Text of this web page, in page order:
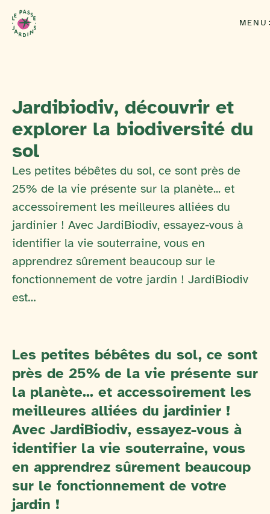
MENU
Jardibiodiv, découvrir et
explorer la biodiversité du
sol
Les petites bébêtes du sol, ce sont près de
25% de la vie présente sur la planète... et
accessoirement les meilleures alliées du
jardinier ! Avec JardiBiodiv, essayez-vous à
identifier la vie souterraine, vous en
apprendrez sûrement beaucoup sur le
fonctionnement de votre jardin ! JardiBiodiv
est…
Les petites bébêtes du sol, ce sont
près de 25% de la vie présente sur
la planète... et accessoirement les
meilleures alliées du jardinier !
Avec JardiBiodiv, essayez-vous à
identifier la vie souterraine, vous
en apprendrez sûrement beaucoup
sur le fonctionnement de votre
jardin !